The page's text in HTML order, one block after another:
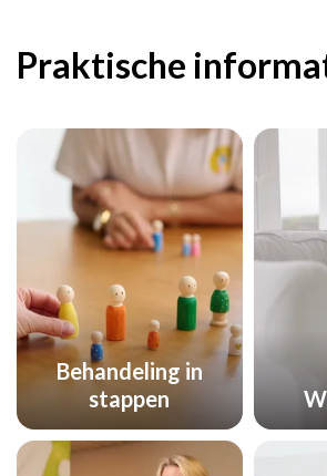
Praktische
Behandeling in
stappen